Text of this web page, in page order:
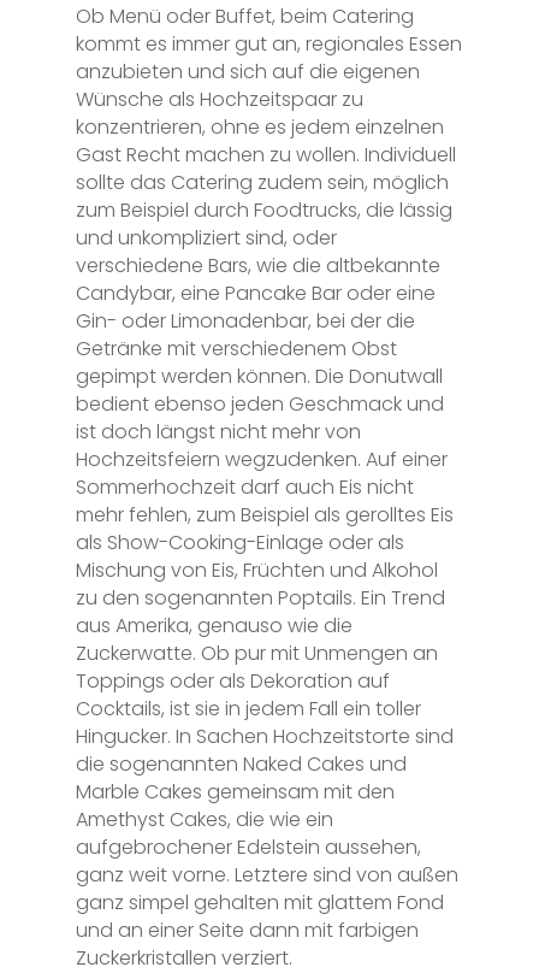
Ob Menü oder Buffet, beim Catering
kommt es immer gut an, regionales Essen
anzubieten und sich auf die eigenen
Wünsche als Hochzeitspaar zu
konzentrieren, ohne es jedem einzelnen
Gast Recht machen zu wollen. Individuell
sollte das Catering zudem sein, möglich
zum Beispiel durch Foodtrucks, die lässig
und unkompliziert sind, oder
verschiedene Bars, wie die altbekannte
Candybar, eine Pancake Bar oder eine
Gin- oder Limonadenbar, bei der die
Getränke mit verschiedenem Obst
gepimpt werden können. Die Donutwall
bedient ebenso jeden Geschmack und
ist doch längst nicht mehr von
Hochzeitsfeiern wegzudenken. Auf einer
Sommerhochzeit darf auch Eis nicht
mehr fehlen, zum Beispiel als gerolltes Eis
als Show-Cooking-Einlage oder als
Mischung von Eis, Früchten und Alkohol
zu den sogenannten Poptails. Ein Trend
aus Amerika, genauso wie die
Zuckerwatte. Ob pur mit Unmengen an
Toppings oder als Dekoration auf
Cocktails, ist sie in jedem Fall ein toller
Hingucker. In Sachen Hochzeitstorte sind
die sogenannten Naked Cakes und
Marble Cakes gemeinsam mit den
Amethyst Cakes, die wie ein
aufgebrochener Edelstein aussehen,
ganz weit vorne. Letztere sind von außen
ganz simpel gehalten mit glattem Fond
und an einer Seite dann mit farbigen
Zuckerkristallen verziert.